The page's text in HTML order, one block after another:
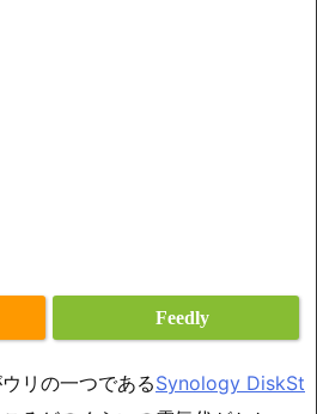
Feedly
リの一つであるSynology DiskSt